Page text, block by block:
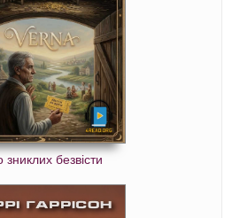
зниклих безвісти